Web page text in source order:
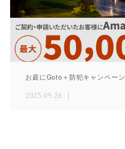
お庭にGoto＋防犯キャンペーン
2025.09.26